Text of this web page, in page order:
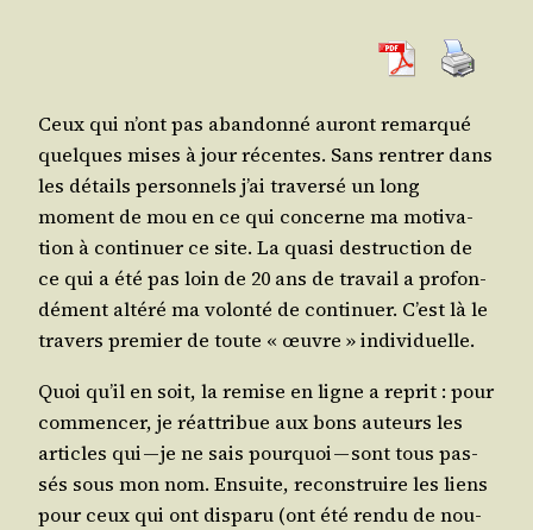
Ceux qui n’ont pas aban­don­né auront remar­qué
quelques mises à jour récentes. Sans ren­trer dans
les détails per­son­nels j’ai tra­ver­sé un long
moment de mou en ce qui concerne ma moti­va­
tion à conti­nuer ce site. La qua­si des­truc­tion de
ce qui a été pas loin de 20 ans de tra­vail a pro­fon­
dé­ment alté­ré ma volon­té de conti­nuer. C’est là le
tra­vers pre­mier de toute « œuvre » individuelle.
Quoi qu’il en soit, la remise en ligne a reprit : pour
com­men­cer, je réat­tri­bue aux bons auteurs les
articles qui — je ne sais pour­quoi — sont tous pas­
sés sous mon nom. Ensuite, recons­truire les liens
pour ceux qui ont dis­pa­ru (ont été ren­du de nou­